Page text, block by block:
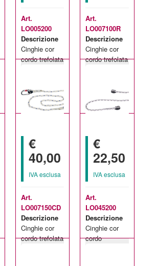
Art.
LO005200
Descrizione
Cinghie cor
cordo trefolata
2 m
Art.
LO007100R
Descrizione
Cinghie cor
cordo trefolata
€
40,00
IVA esclusa
Art.
LO007150CD
Descrizione
Cinghie cor
cordo trefolata
€
22,50
IVA esclusa
Art.
LO045200
Descrizione
Cinghie cor
cordo